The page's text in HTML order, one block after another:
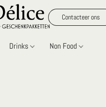
Contacteer ons
Drinks Non Food